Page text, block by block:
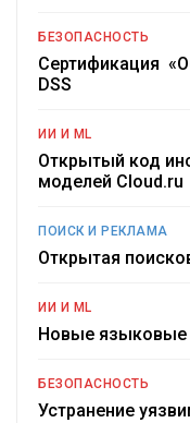
БЕЗОПАСНОСТЬ
Сертификация
DSS
ИИ И ML
Открытый код
моделей Cloud.ru
ПОИСК И РЕКЛАМА
Открытая
ИИ И ML
Новые языковые
БЕЗОПАСНОСТЬ
Устранение